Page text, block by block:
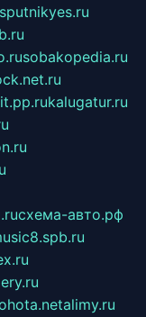
sputnikyes.ru
sobakopedia.ru
kalugatur.ru
схема-авто.рф
alimy.ru